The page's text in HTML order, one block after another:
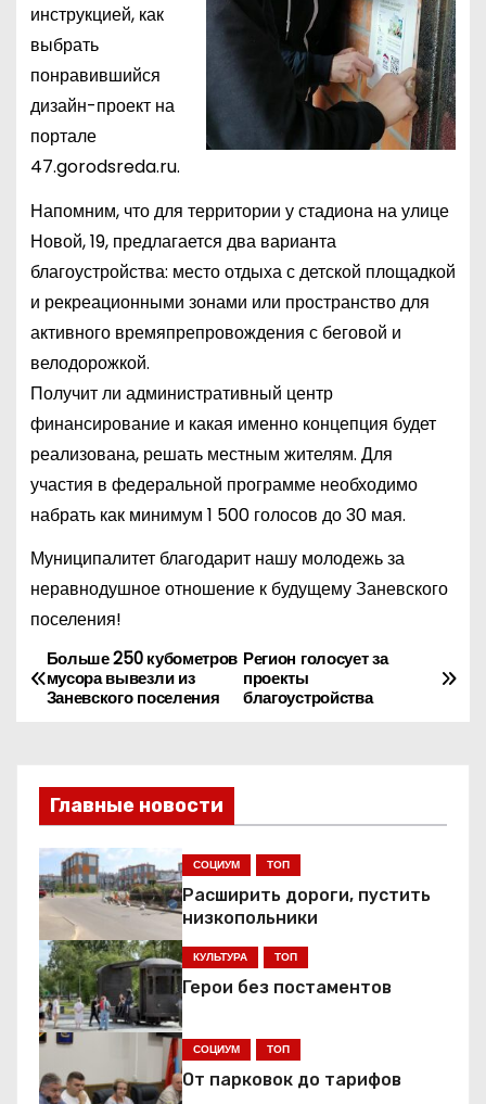
инструкцией, как
выбрать
понравившийся
дизайн-проект на
портале
47.gorodsreda.ru.
Напомним, что для территории у стадиона на улице
Новой, 19, предлагается два варианта
благоустройства: место отдыха с детской площадкой
и рекреационными зонами или пространство для
активного времяпрепровождения с беговой и
велодорожкой.
Получит ли административный центр
финансирование и какая именно концепция будет
реализована, решать местным жителям. Для
участия в федеральной программе необходимо
набрать как минимум 1 500 голосов до 30 мая.
Муниципалитет благодарит нашу молодежь за
неравнодушное отношение к будущему Заневского
поселения!
Н
а
г
а
ц
и
я
п
Регион голосует за
проекты
благоустройства
Больше 250 кубометров
мусора вывезли из
Заневского поселения
Главные новости
СОЦИУМ ТОП
Расширить дороги, пустить
низкопольники
КУЛЬТУРА ТОП
Герои без постаментов
СОЦИУМ ТОП
От парковок до тарифов